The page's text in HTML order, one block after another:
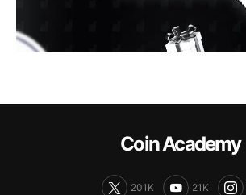
Coin Academy
201K 21K